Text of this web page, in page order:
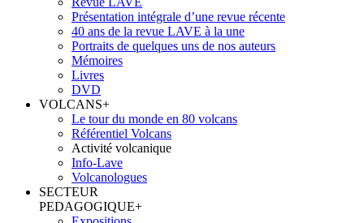
Présentation intégrale d’une revue récente
40 ans de la revue LAVE à la une
Portraits de quelques uns de nos auteurs
Mémoires
Livres
DVD
VOLCANS+
Le tour du monde en 80 volcans
Référentiel Volcans
Activité volcanique
Info-Lave
Volcanologues
SECTEUR
PEDAGOGIQUE+